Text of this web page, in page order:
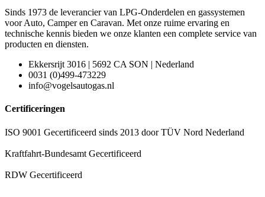
Sinds 1973 de leverancier van LPG-Onderdelen en gassystemen
voor Auto, Camper en Caravan. Met onze ruime ervaring en
technische kennis bieden we onze klanten een complete service van
producten en diensten.
Ekkersrijt 3016 | 5692 CA SON | Nederland
0031 (0)499-473229
info@vogelsautogas.nl
Certificeringen
ISO 9001 Gecertificeerd sinds 2013 door TÜV Nord Nederland
Kraftfahrt-Bundesamt Gecertificeerd
RDW Gecertificeerd